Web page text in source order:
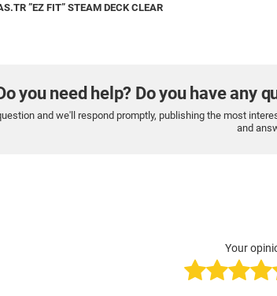
”EZ FIT” STEAM DECK CLEAR
you need help? Do you have any
and we'll respond promptly, publishing the most
and
Your